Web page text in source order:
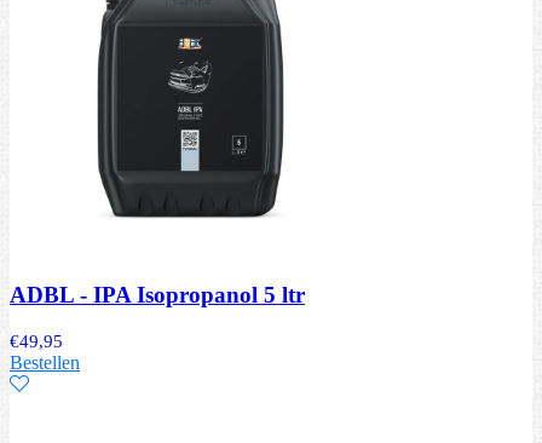
ADBL - IPA Isopropanol 5 ltr
€49,95
Bestellen